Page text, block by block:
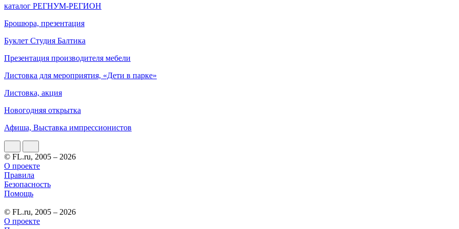
каталог РЕГНУМ-РЕГИОН
Брошюра, презентация
Буклет Студия Балтика
Презентация производителя мебели
Листовка для мероприятия, «Дети в парке»
Листовка, акция
Новогодняя открытка
Афиша, Выставка импрессионистов
© FL.ru, 2005 – 2026
О проекте
Правила
Безопасность
Помощь
© FL.ru, 2005 – 2026
О проекте